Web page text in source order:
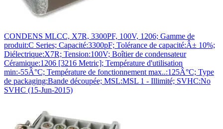
CONDENS MLCC, X7R, 3300PF, 100V, 1206; Gamme de
produit:C Series; Capacité:3300pF; Tolérance de capacité:Â± 10%;
Diélectrique:X7R; Tension:100V; Boîtier de condensateur
Céramique:1206 [3216 Metric]; Température d'utilisation
min:-55Â°C; Température de fonctionnement max..:125Â°C; Type
de packaging:Bande découpée; MSL:MSL 1 - Illimité; SVHC:No
SVHC (15-Jun-2015)